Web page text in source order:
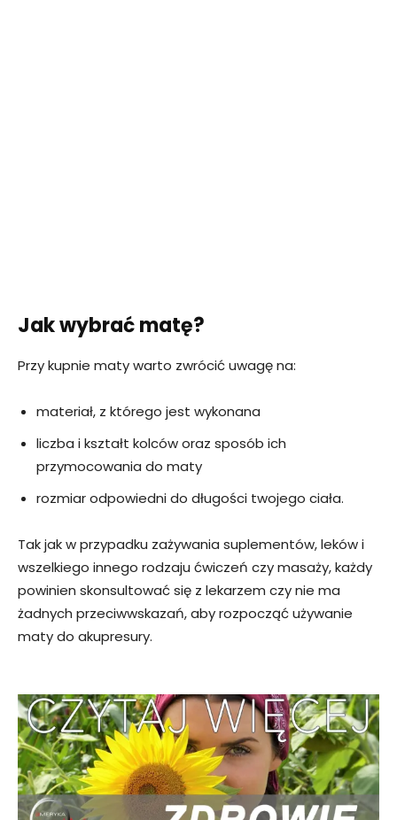
Jak wybrać matę?
Przy kupnie maty warto zwrócić uwagę na:
materiał, z którego jest wykonana
liczba i kształt kolców oraz sposób ich
przymocowania do maty
rozmiar odpowiedni do długości twojego ciała.
Tak jak w przypadku zażywania suplementów, leków i
wszelkiego innego rodzaju ćwiczeń czy masaży, każdy
powinien skonsultować się z lekarzem czy nie ma
żadnych przeciwwskazań, aby rozpocząć używanie
maty do akupresury.